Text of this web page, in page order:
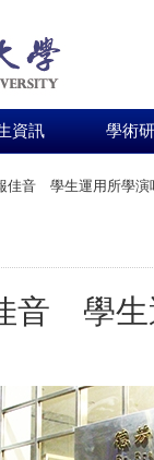
資訊 學術
佳音 學生運用所學演
音 學生